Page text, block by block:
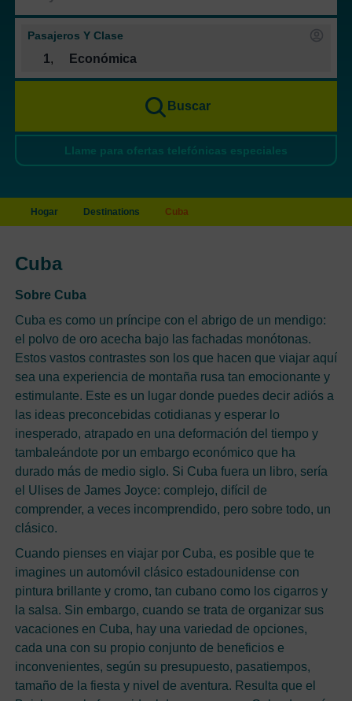
Pasajeros Y Clase
1, Económica
Buscar
Llame para ofertas telefónicas especiales
Hogar Destinations Cuba
Cuba
Sobre Cuba
Cuba es como un príncipe con el abrigo de un mendigo:
el polvo de oro acecha bajo las fachadas monótonas.
Estos vastos contrastes son los que hacen que viajar aquí
sea una experiencia de montaña rusa tan emocionante y
estimulante. Este es un lugar donde puedes decir adiós a
las ideas preconcebidas cotidianas y esperar lo
inesperado, atrapado en una deformación del tiempo y
tambaleándote por un embargo económico que ha
durado más de medio siglo. Si Cuba fuera un libro, sería
el Ulises de James Joyce: complejo, difícil de
comprender, a veces incomprendido, pero sobre todo, un
clásico.
Cuando pienses en viajar por Cuba, es posible que te
imagines un automóvil clásico estadounidense con
pintura brillante y cromo, tan cubano como los cigarros y
la salsa. Sin embargo, cuando se trata de organizar sus
vacaciones en Cuba, hay una variedad de opciones,
cada una con su propio conjunto de beneficios e
inconvenientes, según su presupuesto, pasatiempos,
tamaño de la fiesta y nivel de aventura. Resulta que el